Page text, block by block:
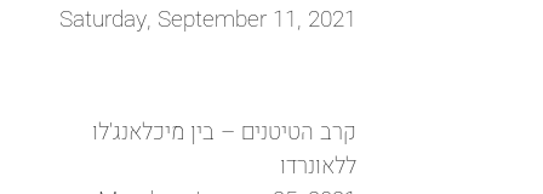
Saturday, September 11, 2021
קרב הטיטנים – בין מיכלאנג'לו
ללאונרדו